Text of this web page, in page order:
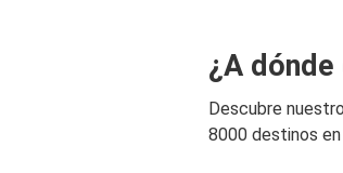
¿A dónde
Descubre
8000 destinos